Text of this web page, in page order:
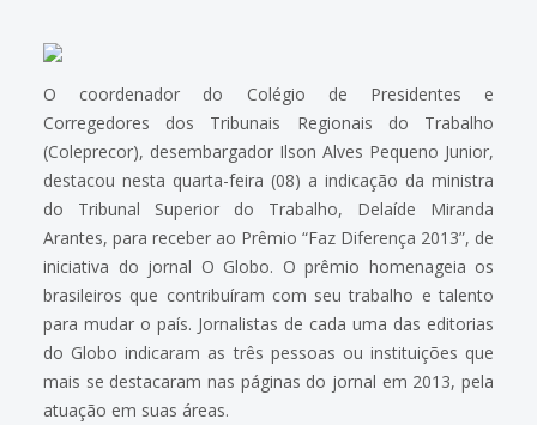
O coordenador do Colégio de Presidentes e
Corregedores dos Tribunais Regionais do Trabalho
(Coleprecor), desembargador Ilson Alves Pequeno Junior,
destacou nesta quarta-feira (08) a indicação da ministra
do Tribunal Superior do Trabalho, Delaíde Miranda
Arantes, para receber ao Prêmio “Faz Diferença 2013”, de
iniciativa do jornal O Globo. O prêmio homenageia os
brasileiros que contribuíram com seu trabalho e talento
para mudar o país. Jornalistas de cada uma das editorias
do Globo indicaram as três pessoas ou instituições que
mais se destacaram nas páginas do jornal em 2013, pela
atuação em suas áreas.